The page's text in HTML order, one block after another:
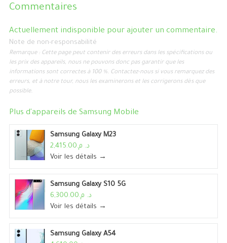
Commentaires
Actuellement indisponible pour ajouter un commentaire.
Note de non-responsabilité
Remarque : Cette page peut contenir des erreurs dans les spécifications ou
les prix des appareils, nous ne pouvons donc pas garantir que les
informations sont correctes à 100 %. Contactez-nous si vous remarquez des
erreurs, et à notre tour, nous les examinerons et les corrigerons dès que
possible.
Plus d'appareils de Samsung Mobile
Samsung Galaxy M23
د. م.2,415.00
Voir les détails →
Samsung Galaxy S10 5G
د. م.6,300.00
Voir les détails →
Samsung Galaxy A54